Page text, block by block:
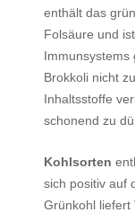
enthält das
Folsäure und
Immunsystems
Brokkoli nicht
Inhaltsstoffe
schonend zu
Kohlsorten
sich positiv auf
Grünkohl liefert